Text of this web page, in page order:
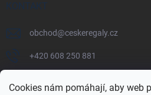
Cookies nám pomáhají, aby web
KONTAKT
obchod@ceskeregaly.cz
+420 608 250 881